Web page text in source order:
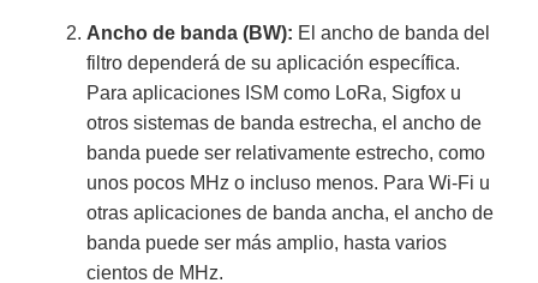
Ancho de banda (BW): El ancho de banda del
filtro dependerá de su aplicación específica.
Para aplicaciones ISM como LoRa, Sigfox u
otros sistemas de banda estrecha, el ancho de
banda puede ser relativamente estrecho, como
unos pocos MHz o incluso menos. Para Wi-Fi u
otras aplicaciones de banda ancha, el ancho de
banda puede ser más amplio, hasta varios
cientos de MHz.